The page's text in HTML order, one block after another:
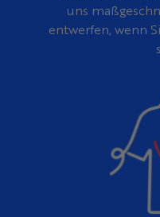
uns
entwerfen, wenn